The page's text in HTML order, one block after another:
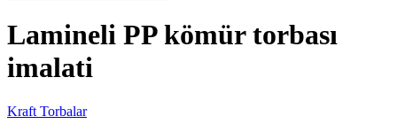
Lamineli PP kömür torbası
imalati
Kraft Torbalar